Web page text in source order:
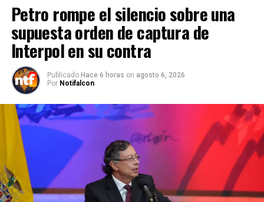
Petro rompe el silencio sobre una
supuesta orden de captura de
Interpol en su contra
Publicado Hace 6 horas on agosto 6, 2026
Por Notifalcon